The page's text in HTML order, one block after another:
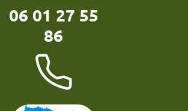
06 01 27 55
86